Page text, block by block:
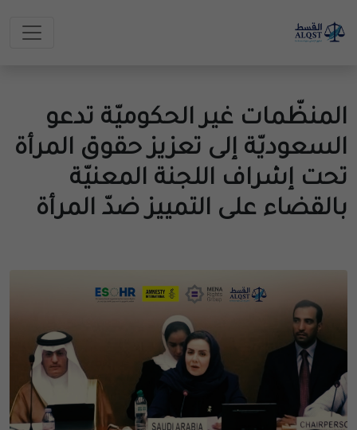
المنظّمات غير الحكوميّة تدعو
السعوديّة إلى تعزيز حقوق المرأة
تحت إشراف اللجنة المعنيّة
بالقضاء على التمييز ضدّ المرأة